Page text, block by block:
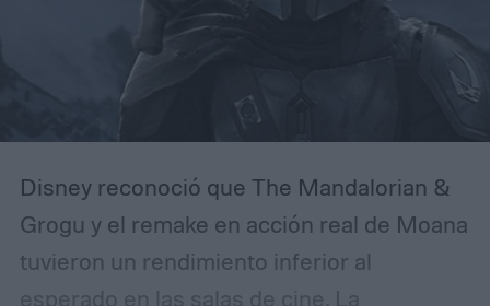
Disney reconoció que The Mandalorian &
Grogu y el remake en acción real de Moana
tuvieron un rendimiento inferior al
esperado en las salas de cine. La